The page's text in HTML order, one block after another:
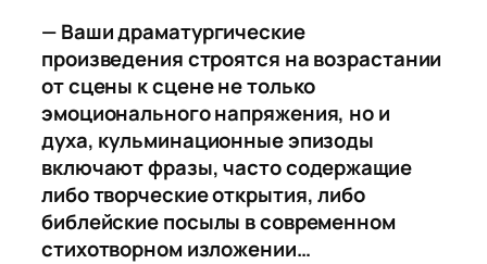
— Ваши драматургические
произведения строятся на возрастании
от сцены к сцене не только
эмоционального напряжения, но и
духа, кульминационные эпизоды
включают фразы, часто содержащие
либо творческие открытия, либо
библейские посылы в современном
стихотворном изложении…